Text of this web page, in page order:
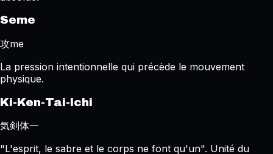
Seme
攻me
La pression intentionnelle qui précède le mouvement
physique.
Ki-Ken-Tai-Ichi
気剣体一
"L'esprit, le sabre et le corps ne font qu'un". Unité du